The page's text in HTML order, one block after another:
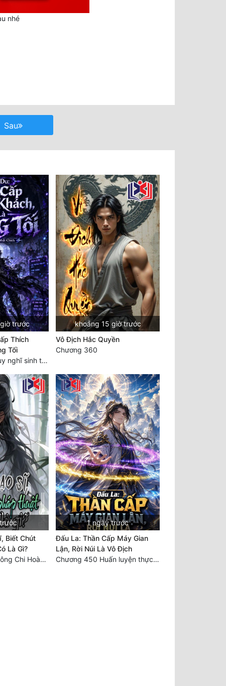
nhé
Sau
trước
Thích
Tối
Chương 1705: Suy nghĩ sinh tồn của Vô Danh Tuyết!
khoảng 15 giờ trước
Vô Địch Hắc Quyền
Chương 360
Biết Chút
Là Gì?
Chương 1030 Không Chi Hoàng Nguyên Đại Hư
1 ngày trước
Đấu La: Thần Cấp Máy Gian
Lận, Rời Núi Là Vô Địch
Chương 450 Huấn luyện thực chiến, Long Linh Cơ đối chiến bốn người Cổ Nguyệt và Vũ Lân!